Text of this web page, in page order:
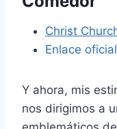
Christ
Enlace
Y ahora, mis
nos dirigimos a